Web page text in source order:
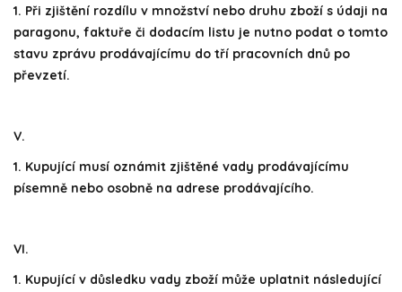
1. Při zjištění rozdílu v množství nebo druhu zboží s údaji na
paragonu, faktuře či dodacím listu je nutno podat o tomto
stavu zprávu prodávajícímu do tří pracovních dnů po
převzetí.
V.
1. Kupující musí oznámit zjištěné vady prodávajícímu
písemně nebo osobně na adrese prodávajícího.
VI.
1. Kupující v důsledku vady zboží může uplatnit následující